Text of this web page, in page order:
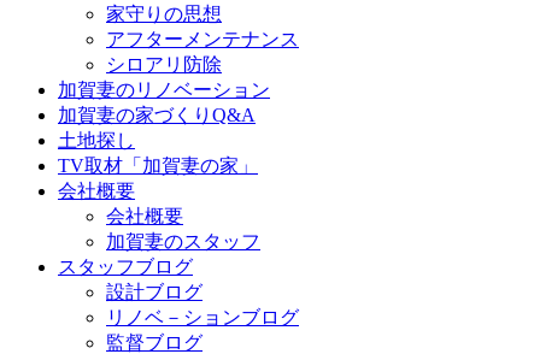
家守りの思想
アフターメンテナンス
シロアリ防除
加賀妻のリノベーション
加賀妻の家づくりQ&A
土地探し
TV取材「加賀妻の家」
会社概要
会社概要
加賀妻のスタッフ
スタッフブログ
設計ブログ
リノベ－ションブログ
監督ブログ